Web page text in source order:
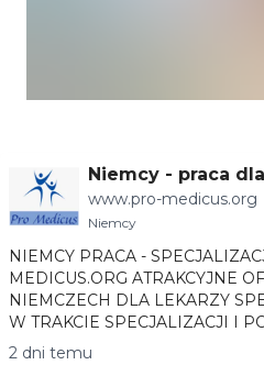
Niemcy - praca
acje
www.pro-medicus.org
Niemcy
NIEMCY PRACA - SPECJALIZACJE
MEDICUS.ORG ATRAKCYJNE OFERTY PRACY W
NIEMCZECH DLA LEKARZY
2 dni temu